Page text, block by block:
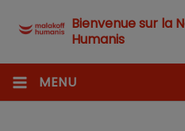
Bienvenue sur la
Humanis
MENU